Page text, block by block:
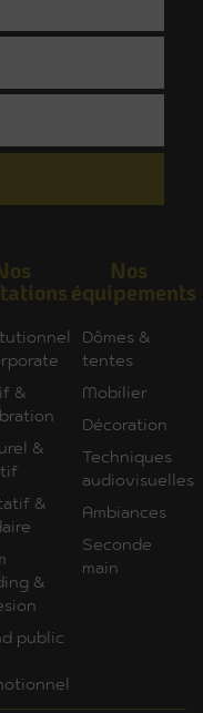
Nos
&
&
&
&
public
Nos
équipements
Dômes &
tentes
Mobilier
Décoration
Techniques
audiovisuelles
Ambiances
Seconde
main